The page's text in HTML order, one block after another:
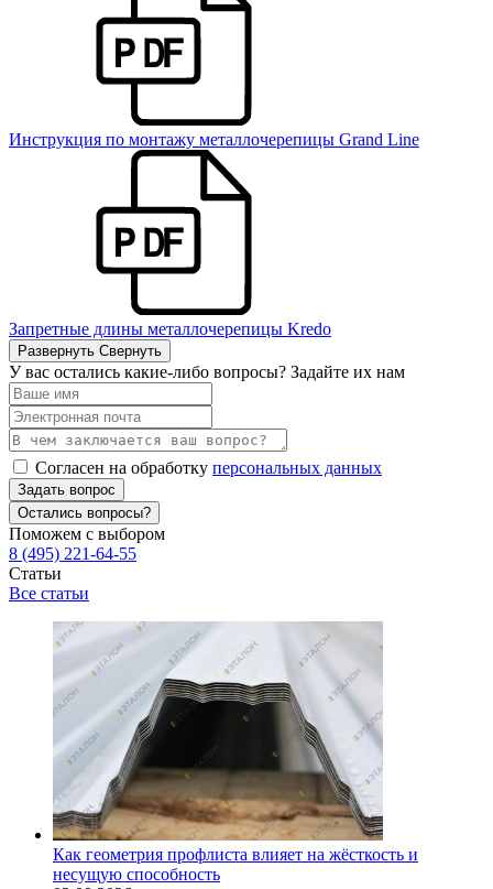
Инструкция по монтажу металлочерепицы Grand Line
Запретные длины металлочерепицы Kredo
Развернуть Свернуть
У вас остались какие-либо вопросы? Задайте их нам
Согласен на обработку персональных данных
Задать вопрос
Остались вопросы?
Поможем с выбором
8 (495) 221-64-55
Статьи
Все статьи
Как геометрия профлиста влияет на жёсткость и
несущую способность